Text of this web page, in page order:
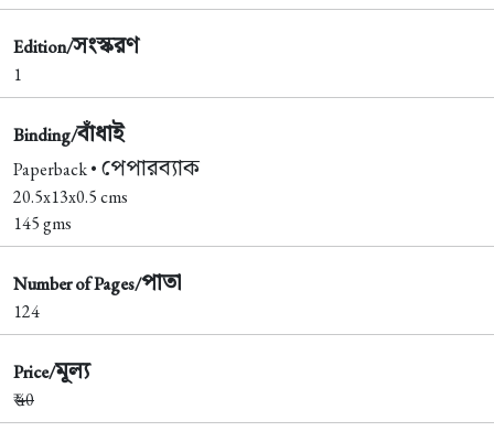
Edition/সংস্করণ
1
Binding/বাঁধাই
Paperback • পেপারব্যাক
20.5x13x0.5 cms
145 gms
Number of Pages/পাতা
124
Price/মূল্য
₹40